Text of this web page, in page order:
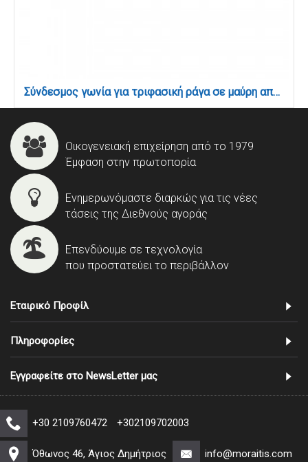
Σύνδεσμος γωνία για τριφασική ράγα σε μαύρη απόχρωση (TC011-BL)
Οικογενειακή επιχείρηση από το 1979
Έμφαση στην πρωτοπορία
Ενημερωνόμαστε διαρκώς για τις νέες
τάσεις της Διεθνούς αγοράς
Επενδύουμε σε τεχνολογία
που προστατεύει το περιβάλλον
Εταιρικό Προφίλ
Πληροφορίες
Εγγραφείτε στο NewsLetter μας
+30 2109760472 +302109702003
Όθωνος 46, Άγιος Δημήτριος info@moraitis.com